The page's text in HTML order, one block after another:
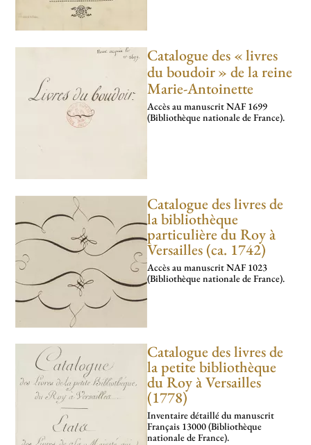
Catalogue des «livres
du boudoir» de la reine
Marie-Antoinette
Accès au manuscrit NAF 1699
(Bibliothèque nationale de France).
Catalogue des livres de
la bibliothèque
particulière du Roy à
Versailles (ca. 1742)
Accès au manuscrit NAF 1023
(Bibliothèque nationale de France).
Catalogue des livres de
la petite bibliothèque
du Roy à Versailles
(1778)
Inventaire détaillé du manuscrit
Français 13000 (Bibliothèque
nationale de France).